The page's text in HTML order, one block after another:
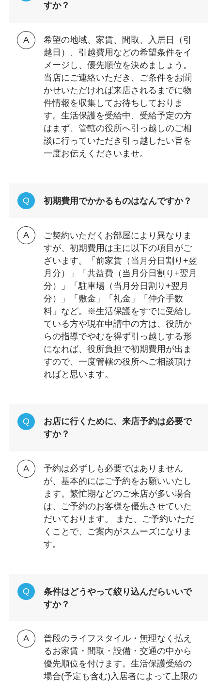
すか？
希望の地域、家賃、間取、入居日（引
越日）、引越費用などの希望条件をイ
メージし、優先順位を決めましょう。
当店にご連絡いただき、ご条件をお聞
かせいただければ来店されるまでに物
件情報を収集してお待ちしておりま
す。生活保護を受給中、受給予定の方
はまず、管轄の役所へ引っ越しのご相
談に行っていただき引っ越したい旨を
一度お伝えくださいませ。
初期費用でかかるものはなんですか？
ご契約いただくお部屋により異なりま
すが、初期費用は主に以下の項目がご
ざいます。「前家賃（当月分日割り+翌
月分）」「共益費（当月分日割り+翌月
分）」「駐車場（当月分日割り+翌月
分）」「敷金」「礼金」「仲介手数
料」など。※生活保護をすでに受給し
ている方や現在申請中の方は、役所か
らの指導でやむを得ず引っ越しする形
になれば、役所負担で初期費用が出ま
すので、一度管轄の役所へご相談頂け
ればと思います。
お店に行くために、来店予約は必要で
すか？
予約は必ずしも必要ではありません
が、基本的にはご予約をお願いいたし
ます。繁忙期などのご来店が多い場合
は、ご予約のお客様を優先させていた
だいております。 また、ご予約いただ
くことで、ご案内がスムーズになりま
す。
条件はどうやって絞り込んだらいいで
すか？
普段のライフスタイル・無理なく払え
るお家賃・間取・設備・交通の中から
優先順位を付けます。生活保護受給の
場合(予定も含む)入居者によって上限の